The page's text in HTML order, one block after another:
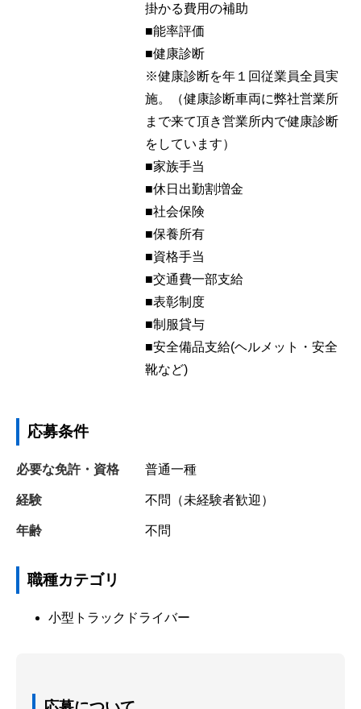
掛かる費用の補助
■能率評価
■健康診断
※健康診断を年１回従業員全員実
施。（健康診断車両に弊社営業所
まで来て頂き営業所内で健康診断
をしています）
■家族手当
■休日出勤割増金
■社会保険
■保養所有
■資格手当
■交通費一部支給
■表彰制度
■制服貸与
■安全備品支給(ヘルメット・安全
靴など)
応募条件
必要な免許・資格 普通一種
経験 不問（未経験者歓迎）
年齢 不問
職種カテゴリ
小型トラックドライバー